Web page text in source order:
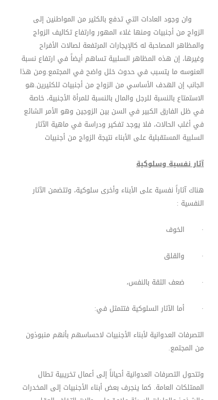
وان وجود العادات التي تدفع بالكثير من المواطنين إلى
الزواج من أجنبيات ومنها غلاء المهور وارتفاع تكاليف الزواج
والمظاهر المصاحبة له كالإيجارات المرتفعة لصالات الأفراح
وغيرها، إن هذه المظاهر السلبية تساهم أيضاً في ارتفاع نسبة
العنوسه ما يتسبب في حدوث خلل واضح في المجتمع.ومن هذا
الجانب إن الهدف الأساسي من الزواج من أجنبيات للكثيرين.هو
الاستمتاع بالنسبة للرجل والمال بالنسبة للمرأة الأجنبية، خاصة
في ظل الفارق الكبير في السن بين الزوجين وهو الأمر الشائع
في أغلب الحالات، فلا يوجد تفكير ودراسة في ماهية الآثار
السلبية المستقبلية على الأبناء نتيجة الزواج من أجنبيات
آثار نفسية وسلوكية
هناك آثاراً نفسية على الأبناء وأخرى سلوكية، وتتضمن الآثار
النفسية :
· الخوف
· والقلق
· ضعف الثقة بالنفس،
· أما الآثار السلوكية فتتمثل في:
التصرفات العدوانية لأبناء الأجنبيات لاحساسهم بأنهم منبوذون
من المجتمع.
وتتحول التصرفات العدوانية أحياناً إلى أعمال تخريبية تطال
الممتلكات العامة. كما ينجرف بعض أبناء الأجنبيات إلى المخدرات